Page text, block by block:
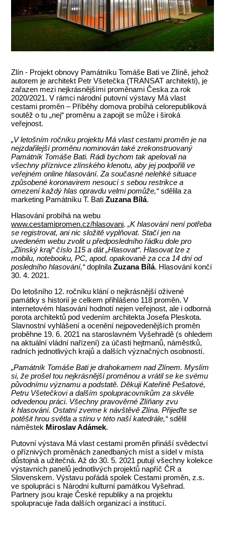
Zlín - Projekt obnovy Památníku Tomáše Bati ve Zlíně, jehož
autorem je architekt Petr Všetečka (TRANSAT architekti), je
zařazen mezi nejkrásnějšími proměnami Česka za rok
2020/2021. V rámci národní putovní výstavy Má vlast
cestami proměn – Příběhy domova probíhá celorepubliková
soutěž o tu „nej“ proměnu a zapojit se může i široká
veřejnost.
„V letošním ročníku projektu Má vlast cestami proměn je na
nejzdařilejší proměnu nominován také zrekonstruovaný
Památník Tomáše Bati. Rádi bychom tak apelovali na
všechny příznivce zlínského klenotu, aby jej podpořili ve
veřejném online hlasování. Za současné nelehké situace
způsobené koronavirem nesoucí s sebou restrikce a
omezení každý hlas opravdu velmi pomůže,“sdělila za
marketing Památníku T. BatiZuzana Bílá.
Hlasování probíhá na webu
www.cestamipromen.cz/hlasovani.„K hlasování není potřeba
se registrovat, ani nic složitě vyplňovat. Stačí jen na
uvedeném webu zvolit u předposledního řádku dole pro
„Zlínský kraj“ číslo 115 a dát „Hlasovat“. Hlasovat lze z
mobilu, notebooku, PC, apod. opakovaně za cca 14 dní od
posledního hlasování,“doplnilaZuzana Bílá. Hlasování končí
30. 4. 2021.
Do letošního 12. ročníku klání o nejkrásnější oživené
památky s historií je celkem přihlášeno 118 proměn. V
internetovém hlasování hodnotí nejen veřejnost, ale i odborná
porota architektů pod vedením architekta Josefa Pleskota.
Slavnostní vyhlášení a ocenění nejpovedenějších proměn
proběhne 19. 6. 2021 na staroslavném Vyšehradě (s ohledem
na aktuální vládní nařízení) za účasti hejtmanů, náměstků,
radních jednotlivých krajů a dalších význačných osobností.
„Památník Tomáše Bati je drahokamem nad Zlínem. Myslím
si, že prošel tou nejkrásnější proměnou a vrátil se ke svému
původnímu významu a podstatě. Děkuji Kateřině Pešatové,
Petru Všetečkovi a dalším spolupracovníkům za skvěle
odvedenou práci. Všechny pravověrné Zlíňany zvu
k hlasování. Ostatní zveme k návštěvě Zlína. Přijeďte se
potěšit hrou světla a stínu v této naší katedrále,“sdělil
náměstek Miroslav Adámek.
Putovní výstava Má vlast cestami proměn přináší svědectví
o příznivých proměnách zanedbaných míst a sídel v místa
důstojná a užitečná. Až do 30. 5. 2021 putují všechny kolekce
výstavních panelů jednotlivých projektů napříč ČR a
Slovenskem. Výstavu pořádá spolek Cestami proměn, z.s.
ve spolupráci s Národní kulturní památkou Vyšehrad.
Partnery jsou kraje České republiky a na projektu
spolupracuje řada dalších organizací a institucí.